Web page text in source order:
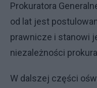
Prokuratora
od lat jest
prawnicze i stanowi
niezależności
W dalszej części